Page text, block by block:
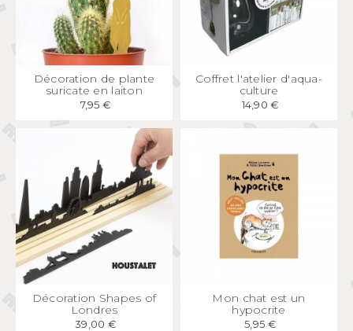
APERÇU RAPIDE
Décoration de plante
suricate en laiton
7,95 €
APERÇU RAPIDE
Coffret l'atelier d'aqua-
culture
14,90 €
APERÇU RAPIDE
Décoration Shapes of
Londres
39,00 €
APERÇUMon chat est un
hypocrite
5,95 €